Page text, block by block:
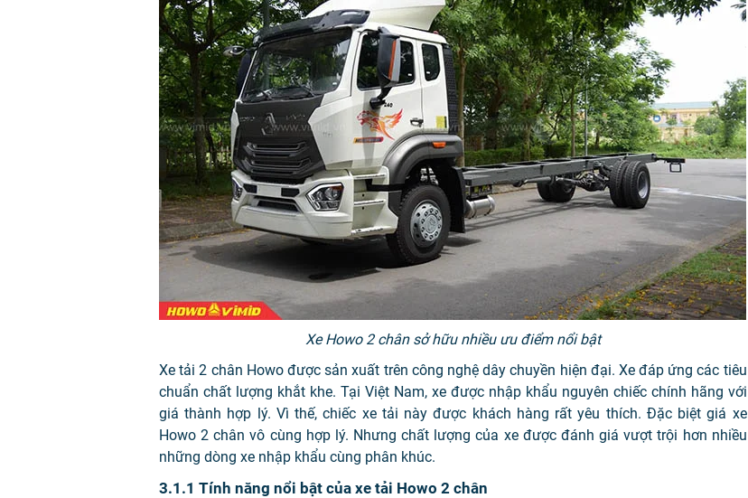
Xe Howo 2 chân sở hữu nhiều ưu điểm nổi bật
Xe tải 2 chân Howo được sản xuất trên công nghệ dây chuyền hiện đại. Xe đáp ứng các tiêu
chuẩn chất lượng khắt khe. Tại Việt Nam, xe được nhập khẩu nguyên chiếc chính hãng với
giá thành hợp lý. Vì thế, chiếc xe tải này được khách hàng rất yêu thích. Đặc biệt giá xe
Howo 2 chân vô cùng hợp lý. Nhưng chất lượng của xe được đánh giá vượt trội hơn nhiều
những dòng xe nhập khẩu cùng phân khúc.
3.1.1 Tính năng nổi bật của xe tải Howo 2 chân